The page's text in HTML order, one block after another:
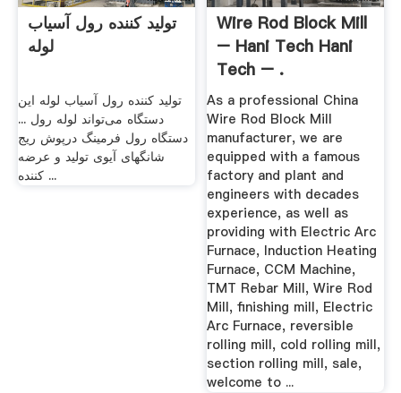
تولید کننده رول آسیاب
لوله
تولید کننده رول آسیاب لوله این
دستگاه می‌تواند لوله رول ...
دستگاه رول فرمینگ درپوش ریج
شانگهای آیوی تولید و عرضه
کننده ...
Wire Rod Block Mill
– Hani Tech Hani
Tech – .
As a professional China
Wire Rod Block Mill
manufacturer, we are
equipped with a famous
factory and plant and
engineers with decades
experience, as well as
providing with Electric Arc
Furnace, Induction Heating
Furnace, CCM Machine,
TMT Rebar Mill, Wire Rod
Mill, finishing mill, Electric
Arc Furnace, reversible
rolling mill, cold rolling mill,
section rolling mill, sale,
welcome to ...